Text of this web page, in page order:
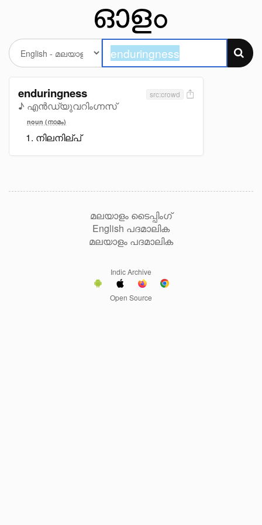
enduringness
♪ എൻഡ്യുവറിംഗ്നസ്
src:crowd
noun (നാമം)
നിലനില്പ്
മലയാളം ടൈപ്പിംഗ്
English പദമാലിക
മലയാളം പദമാലിക
Indic Archive
Open Source